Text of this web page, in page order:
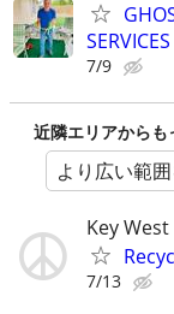
SERVICES
7/9
近隣エリアからも
より広い範
Key West
7/13